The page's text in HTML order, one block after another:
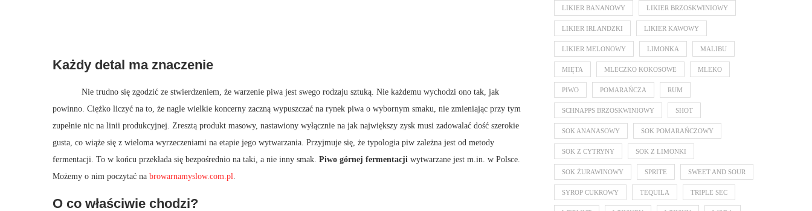
Każdy detal ma znaczenie
Nie trudno się zgodzić ze stwierdzeniem, że warzenie piwa jest swego rodzaju sztuką. Nie każdemu wychodzi ono tak, jak
powinno. Ciężko liczyć na to, że nagle wielkie koncerny zaczną wypuszczać na rynek piwa o wybornym smaku, nie zmieniając przy tym
zupełnie nic na linii produkcyjnej. Zresztą produkt masowy, nastawiony wyłącznie na jak największy zysk musi zadowalać dość szerokie
gusta, co wiąże się z wieloma wyrzeczeniami na etapie jego wytwarzania. Przyjmuje się, że typologia piw zależna jest od metody
fermentacji. To w końcu przekłada się bezpośrednio na taki, a nie inny smak. Piwo górnej fermentacji wytwarzane jest m.in. w Polsce.
Możemy o nim poczytać na browarnamyslow.com.pl.
O co właściwie chodzi?
LIKIER BANANOWY LIKIER BRZOSKWINIOWY
LIKIER IRLANDZKI LIKIER KAWOWY
LIKIER MELONOWY LIMONKA MALIBU
MIĘTA MLECZKO KOKOSOWE MLEKO
PIWO POMARAŃCZA RUM
SCHNAPPS BRZOSKWINIOWY SHOT
SOK ANANASOWY SOK POMARAŃCZOWY
SOK Z CYTRYNY SOK Z LIMONKI
SOK ŻURAWINOWY SPRITE SWEET AND SOUR
SYROP CUKROWY TEQUILA TRIPLE SEC